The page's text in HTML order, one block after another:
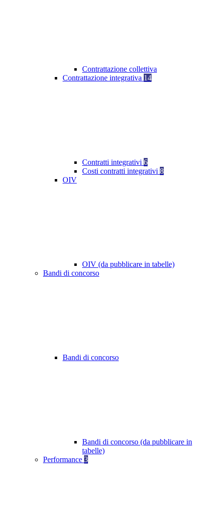
Contrattazione collettiva
Contrattazione integrativa 14
Contratti integrativi 6
Costi contratti integrativi 8
OIV
OIV (da pubblicare in tabelle)
Bandi di concorso
Bandi di concorso
Bandi di concorso (da pubblicare in
tabelle)
Performance 3